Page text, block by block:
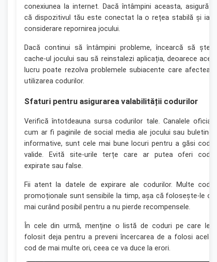
conexiunea la internet. Dacă întâmpini aceasta, asigură-
că dispozitivul tău este conectat la o rețea stabilă și ia
considerare repornirea jocului.
Dacă continui să întâmpini probleme, încearcă să
cache-ul jocului sau să reinstalezi aplicația, deoarece
lucru poate rezolva problemele subiacente care
utilizarea codurilor.
Sfaturi pentru asigurarea valabilității codurilor
Verifică întotdeauna sursa codurilor tale. Canalele
cum ar fi paginile de social media ale jocului sau
informative, sunt cele mai bune locuri pentru a găsi
valide. Evită site-urile terțe care ar putea oferi
expirate sau false.
Fii atent la datele de expirare ale codurilor. Multe
promoționale sunt sensibile la timp, așa că folosește-le
mai curând posibil pentru a nu pierde recompensele.
În cele din urmă, menține o listă de coduri pe care le-
folosit deja pentru a preveni încercarea de a folosi
cod de mai multe ori, ceea ce va duce la erori.